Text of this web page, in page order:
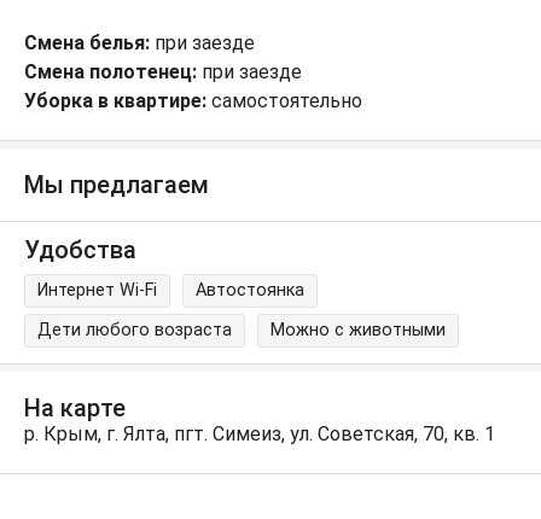
Смена белья: при заезде
Смена полотенец: при заезде
Уборка в квартире: самостоятельно
Мы предлагаем
Удобства
Интернет Wi-Fi
Автостоянка
Дети любого возраста
Можно с животными
На карте
р. Крым, г. Ялта, пгт. Симеиз, ул. Советская, 70, кв. 1